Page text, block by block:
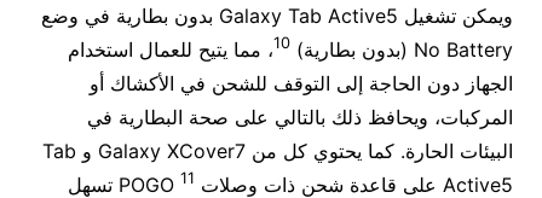
ويمكن تشغيل Galaxy Tab Active5 بدون بطارية في وضع
No Battery (بدون بطارية)
10، مما يتيح للعمال استخدام
الجهاز دون الحاجة إلى التوقف للشحن في الأكشاك أو
المركبات، ويحافظ ذلك بالتالي على صحة البطارية في
البيئات الحارة. كما يحتوي كل من Galaxy XCover7 و Tab
Active5 على قاعدة شحن ذات وصلات POGO
11
تسهل